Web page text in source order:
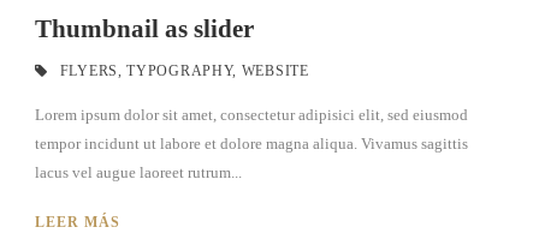
Thumbnail as slider
FLYERS, TYPOGRAPHY, WEBSITE
Lorem ipsum dolor sit amet, consectetur adipisici elit, sed eiusmod
tempor incidunt ut labore et dolore magna aliqua. Vivamus sagittis
lacus vel augue laoreet rutrum...
LEER MÁS